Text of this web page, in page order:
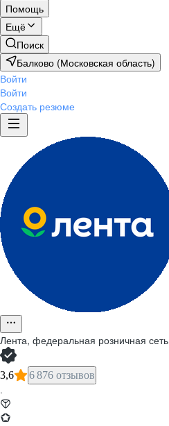
Помощь
Ещё
Поиск
Балково (Московская область)
Войти
Войти
Создать резюме
Лента, федеральная розничная сеть
3,6 6 876 отзывов
·